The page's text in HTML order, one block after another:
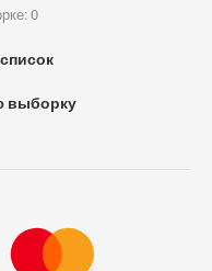
0
выборку